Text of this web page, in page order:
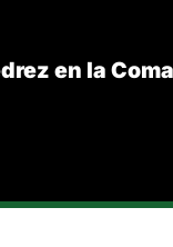
en la